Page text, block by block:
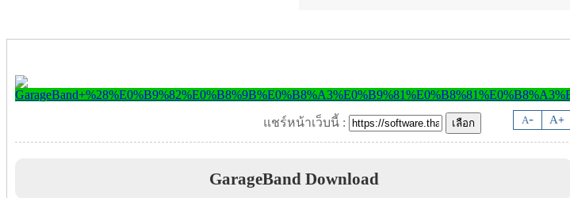
A- A+
แชร์หน้าเว็บนี้ :
GarageBand Download